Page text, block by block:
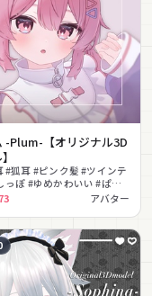
-Plum-【オリジナル3D
#狐耳 #ピンク髪 #ツインテ
っぽ #ゆめかわいい #ぱっ
#パーカー #もふもふ
ーション
アバター